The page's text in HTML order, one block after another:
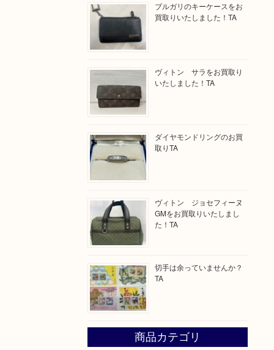
ブルガリのキーケースをお
買取りいたしました！TA
ヴィトン サラをお買取り
いたしました！TA
ダイヤモンドリングのお買
取りTA
ヴィトン ジョセフィーヌ
GMをお買取りいたしまし
た！TA
切手は余っていませんか？
TA
商品カテゴリ